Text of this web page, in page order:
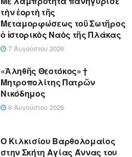
τὴν ἑορτὴ τῆς
Μεταμορφώσεως τοῦ Σωτῆρος
ὁ ἱστορικὸς Ναὸς τῆς Πλάκας
7 Αυγούστου 2026
«Ἀληθῆς Θεοτόκος» †
Μητροπολίτης Πατρῶν
Νικόδημος
8 Αυγούστου 2026
Ο Κιλκισίου Βαρθολομαίος
στην Σκήτη Αγίας Άννας του